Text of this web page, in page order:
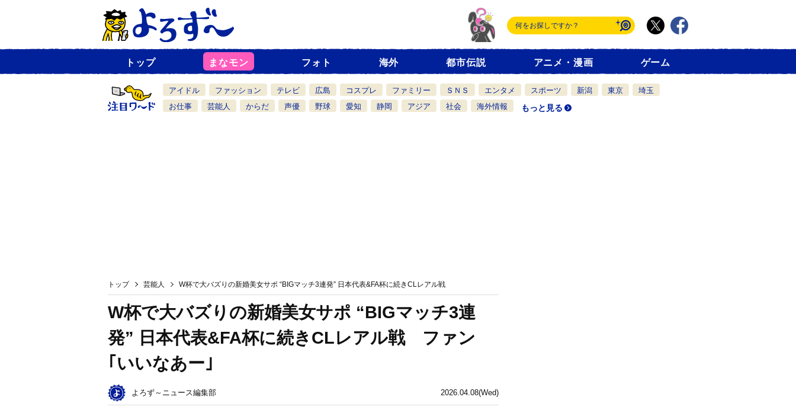
ュ
一
覧
トップ まなモン フォト 海外 都市伝説 アニメ・漫画 ゲーム
アイドル ファッション テレビ 広島 コスプレ ファミリー ＳＮＳ エンタメ スポーツ 新潟 東京
埼玉
お仕事
芸能人 からだ 声優 野球 愛知 静岡 アジア 社会 海外情報 もっと見る
トップ 芸能人 W杯で大バズりの新婚美女サポ “BIGマッチ3連発” 日本代表&FA杯に続きCLレアル戦
2026.04.08(Wed)
W杯で大バズりの新婚美女サポ “BIGマッチ3連
発” 日本代表&FA杯に続きCLレアル戦 ファン
｢いいなあー｣
よろず～ニュース編集部